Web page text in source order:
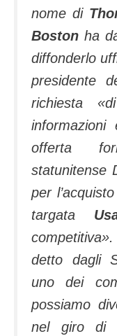
nome di
Boston ha
diffonderlo
presidente
richiesta «
informazioni
offerta
statunitense
per
targata
competitiva».
detto dagli
uno dei
possiamo
nel giro di